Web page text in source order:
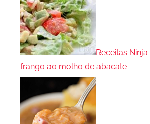
Receitas
frango ao molho de abacate